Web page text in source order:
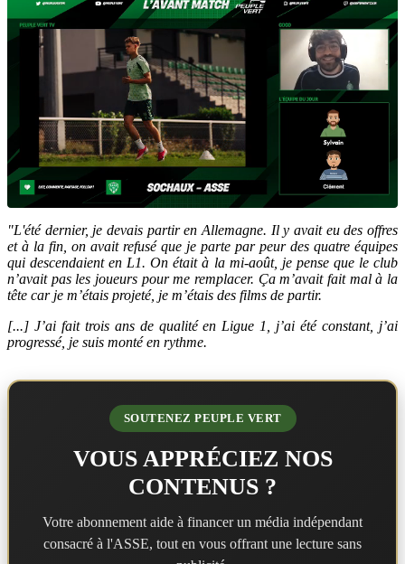
"L'été dernier, je devais partir en Allemagne. Il y avait eu des offres
et à la fin, on avait refusé que je parte par peur des quatre équipes
qui descendaient en L1. On était à la mi-août, je pense que le club
n’avait pas les joueurs pour me remplacer. Ça m’avait fait mal à la
tête car je m’étais projeté, je m’étais des films de partir.
[...] J’ai fait trois ans de qualité en Ligue 1, j’ai été constant, j’ai
progressé, je suis monté en rythme.
SOUTENEZ PEUPLE VERT
VOUS APPRÉCIEZ NOS
CONTENUS ?
Votre abonnement aide à financer un média indépendant
consacré à l'ASSE, tout en vous offrant une lecture sans